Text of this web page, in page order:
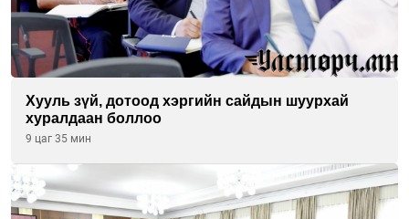
Хууль зүй, дотоод хэргийн сайдын шуурхай
хуралдаан боллоо
9 цаг 35 мин